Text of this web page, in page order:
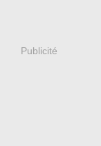
Publicité